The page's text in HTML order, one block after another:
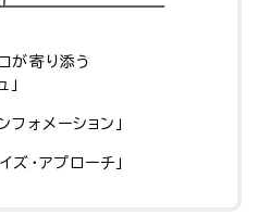
が寄り添う
」
フォメーション」
ズ・アプローチ」